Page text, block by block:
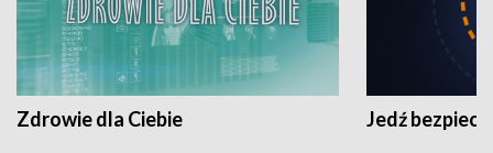
Zdrowie dla Ciebie Jedź